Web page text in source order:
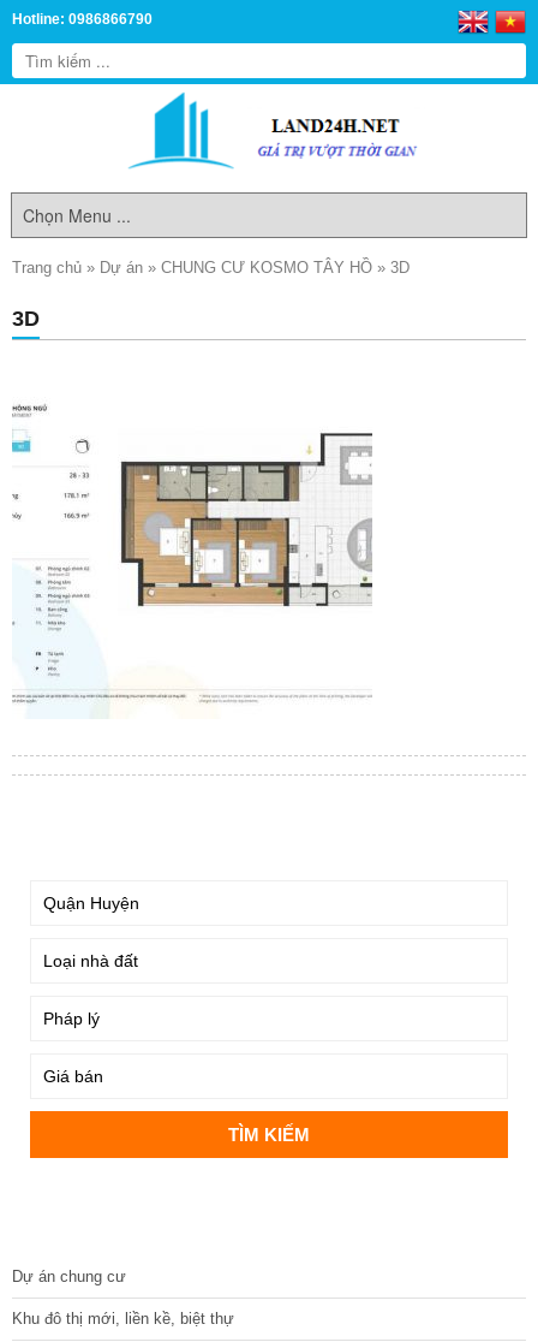
Hotline: 0986866790
Trang chủ » Dự án » CHUNG CƯ KOSMO TÂY HỒ » 3D
3D
Dự án chung cư
Khu đô thị mới, liền kề, biệt thự